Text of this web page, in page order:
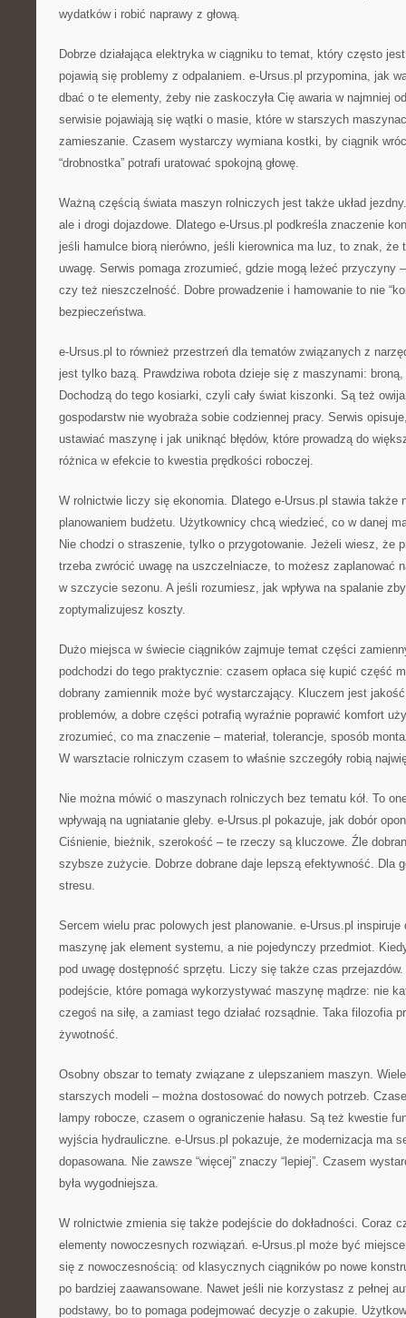
wydatków i robić naprawy z głową.
Dobrze działająca elektryka w ciągniku to temat, który często
pojawią się problemy z odpalaniem. e-Ursus.pl przypomina, jak
dbać o te elementy, żeby nie zaskoczyła Cię awaria w najmniej
serwisie pojawiają się wątki o masie, które w starszych
zamieszanie. Czasem wystarczy wymiana kostki, by ciągnik
“drobnostka” potrafi uratować spokojną głowę.
Ważną częścią świata maszyn rolniczych jest także układ
ale i drogi dojazdowe. Dlatego e-Ursus.pl podkreśla znaczenie
jeśli hamulce biorą nierówno, jeśli kierownica ma luz, to znak, że
uwagę. Serwis pomaga zrozumieć, gdzie mogą leżeć przyczyny
czy też nieszczelność. Dobre prowadzenie i hamowanie to nie
bezpieczeństwa.
e-Ursus.pl to również przestrzeń dla tematów związanych z
jest tylko bazą. Prawdziwa robota dzieje się z maszynami:
Dochodzą do tego kosiarki, czyli cały świat kiszonki. Są też
gospodarstw nie wyobraża sobie codziennej pracy. Serwis
ustawiać maszynę i jak uniknąć błędów, które prowadzą do
różnica w efekcie to kwestia prędkości roboczej.
W rolnictwie liczy się ekonomia. Dlatego e-Ursus.pl stawia także
planowaniem budżetu. Użytkownicy chcą wiedzieć, co w danej
Nie chodzi o straszenie, tylko o przygotowanie. Jeżeli wiesz, że
trzeba zwrócić uwagę na uszczelniacze, to możesz zaplanować
w szczycie sezonu. A jeśli rozumiesz, jak wpływa na spalanie
zoptymalizujesz koszty.
Dużo miejsca w świecie ciągników zajmuje temat części
podchodzi do tego praktycznie: czasem opłaca się kupić część
dobrany zamiennik może być wystarczający. Kluczem jest
problemów, a dobre części potrafią wyraźnie poprawić komfort
zrozumieć, co ma znaczenie – materiał, tolerancje, sposób
W warsztacie rolniczym czasem to właśnie szczegóły robią
Nie można mówić o maszynach rolniczych bez tematu kół. To
wpływają na ugniatanie gleby. e-Ursus.pl pokazuje, jak dobór
Ciśnienie, bieżnik, szerokość – te rzeczy są kluczowe. Źle
szybsze zużycie. Dobrze dobrane daje lepszą efektywność. Dla
stresu.
Sercem wielu prac polowych jest planowanie. e-Ursus.pl
maszynę jak element systemu, a nie pojedynczy przedmiot.
pod uwagę dostępność sprzętu. Liczy się także czas
podejście, które pomaga wykorzystywać maszynę mądrze: nie
czegoś na siłę, a zamiast tego działać rozsądnie. Taka filozofia
żywotność.
Osobny obszar to tematy związane z ulepszaniem maszyn.
starszych modeli – można dostosować do nowych potrzeb.
lampy robocze, czasem o ograniczenie hałasu. Są też kwestie
wyjścia hydrauliczne. e-Ursus.pl pokazuje, że modernizacja ma
dopasowana. Nie zawsze “więcej” znaczy “lepiej”. Czasem
była wygodniejsza.
W rolnictwie zmienia się także podejście do dokładności. Coraz
elementy nowoczesnych rozwiązań. e-Ursus.pl może być
się z nowoczesnością: od klasycznych ciągników po nowe
po bardziej zaawansowane. Nawet jeśli nie korzystasz z pełnej
podstawy, bo to pomaga podejmować decyzje o zakupie.